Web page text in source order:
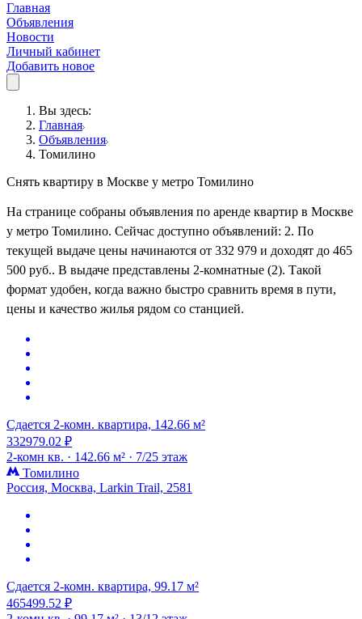
Главная
Объявления
Новости
Личный кабинет
Добавить новое
Вы здесь:
Главная
Объявления
Томилино
Снять квартиру в Москве у метро Томилино
На странице собраны объявления по аренде квартир в Москве
у метро Томилино. Сейчас доступно объявлений: 2. По
текущей выдаче цены начинаются от 332 979 и доходят до 465
500 руб.. В выдаче представлены 2-комнатные (2). Такой
формат удобен, когда важно быстро сравнить время в пути,
цены и качество жилья рядом со станцией.
Сдается 2-комн. квартира, 142.66 м²
332979.02 ₽
2-комн кв. · 142.66 м² · 7/25 этаж
Томилино
Россия, Москва, Larkin Trail, 2581
Сдается 2-комн. квартира, 99.17 м²
465499.52 ₽